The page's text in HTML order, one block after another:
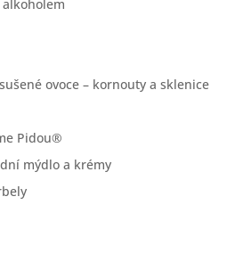
ovoce – kornouty a sklenice
Pidou®
mýdlo a krémy